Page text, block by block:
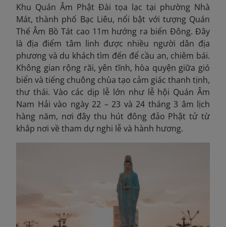
Khu Quán Âm Phật Đài tọa lạc tại phường Nhà
Mát, thành phố Bạc Liêu, nổi bật với tượng Quán
Thế Âm Bồ Tát cao 11m hướng ra biển Đông. Đây
là địa điểm tâm linh được nhiều người dân địa
phương và du khách tìm đến để cầu an, chiêm bái.
Không gian rộng rãi, yên tĩnh, hòa quyện giữa gió
biển và tiếng chuông chùa tạo cảm giác thanh tịnh,
thư thái. Vào các dịp lễ lớn như lễ hội Quán Âm
Nam Hải vào ngày 22 – 23 và 24 tháng 3 âm lịch
hàng năm, nơi đây thu hút đông đảo Phật tử từ
khắp nơi về tham dự nghi lễ và hành hương.